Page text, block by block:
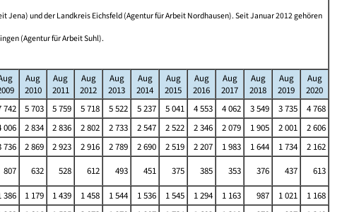
und der Landkreis Eichsfeld (Agentur für Arbeit Nordhausen). Seit Januar 2012 gehören
(Agentur für Arbeit Suhl).
Aug
2010
Aug
2011
Aug
2012
Aug
2013
Aug
2014
Aug
2015
Aug
2016
Aug
2017
Aug
2018
Aug
2019
Aug
2020
742 5 703 5 759 5 718 5 522 5 237 5 041 4 553 4 062 3 549 3 735
4 768
006 2 834 2 836 2 802 2 733 2 547 2 522 2 346 2 079 1 905 2 001
2 606
736 2 869 2 923 2 916 2 789 2 690 2 519 2 207 1 983 1 644 1 734
2 162
807 632 528 612 493 451 375 385 353 376 437
613
386 1 179 1 439 1 458 1 544 1 536 1 545 1 294 1 163 987 1 021
1 168